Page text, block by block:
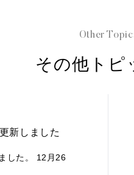
Other
その他トピ
新しました
した。 12月26